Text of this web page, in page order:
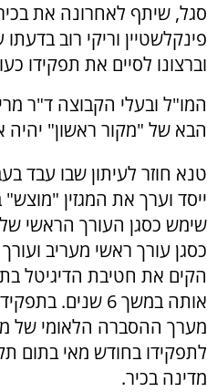
סגל, שיתף לאחרונה את
פינקלשטיין וריקי רוב
וברצונו לסיים את תפקידו
המו"ל ובעלי הקבוצה ד"ר
הבא של "מקור ראשון"
טנא חוזר לעיתון שבו עבד
שימש כסגן העורך הראשי
הקים את חטיבת הדיגיטל
אותה במשך 6
מערך ההסברה הלאומי של
לתפקידו בחודש מאי בתום
מדינה בכיר.